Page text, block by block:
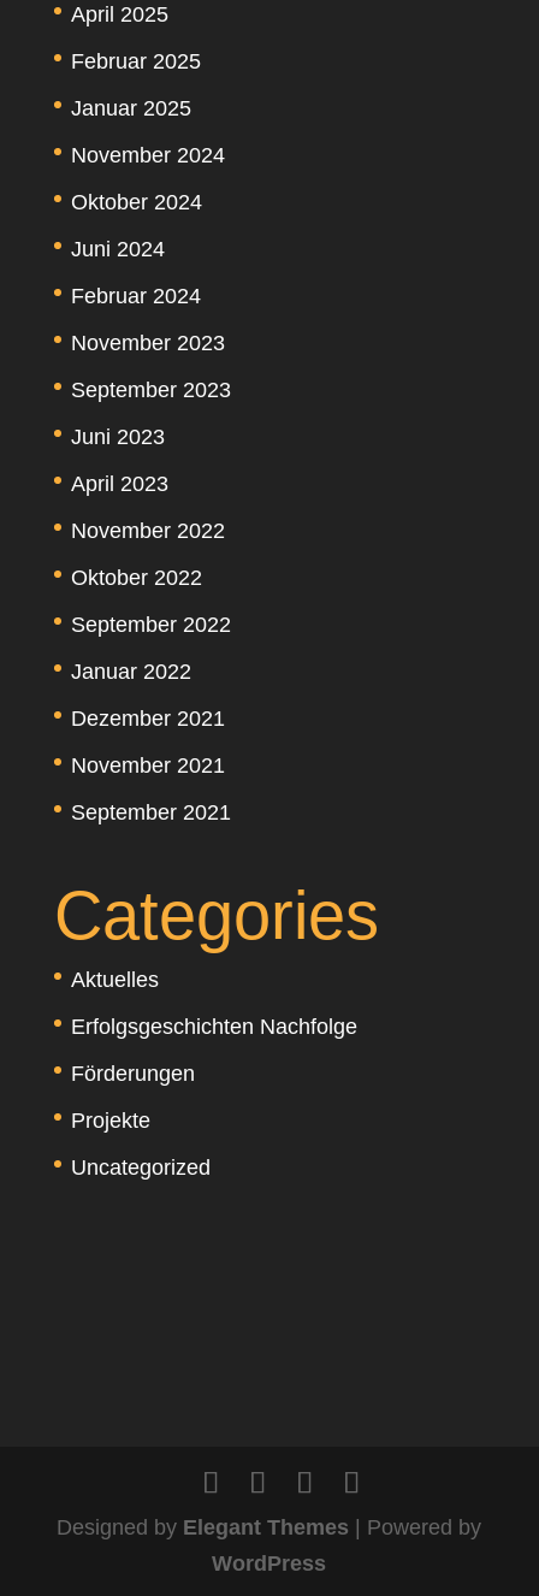
April 2025
Februar 2025
Januar 2025
November 2024
Oktober 2024
Juni 2024
Februar 2024
November 2023
September 2023
Juni 2023
April 2023
November 2022
Oktober 2022
September 2022
Januar 2022
Dezember 2021
November 2021
September 2021
Categories
Aktuelles
Erfolgsgeschichten Nachfolge
Förderungen
Projekte
Uncategorized
Designed by Elegant Themes | Powered by
WordPress